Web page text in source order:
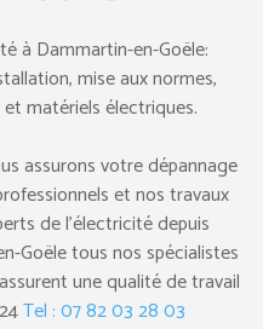
à Dammartin-en-Goële:
mise aux normes,
matériels électriques.
assurons votre dépannage
et nos travaux
de l’électricité depuis
Goële tous nos spécialistes
une qualité de travail
Tel : 07 82 03 28 03